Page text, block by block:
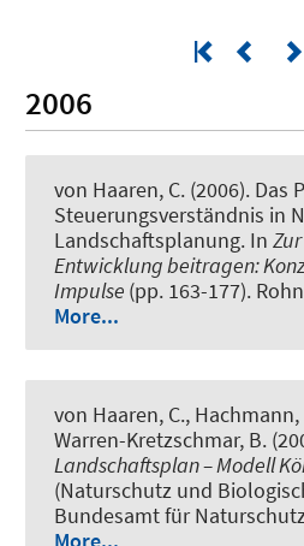
2006
von Haaren, C. (2006). Das
Steuerungsverständnis in
Landschaftsplanung. In
Entwicklung beitragen:
Impulse (pp. 163-177).
More...
von Haaren, C.,
Warren-Kretzschmar, B.
Landschaftsplan – Modell
(Naturschutz und
Bundesamt für
More...